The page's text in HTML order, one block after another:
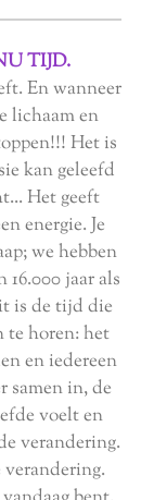
TIJD.
En wanneer
lichaam en
Het is
kan geleefd
Het geeft
energie. Je
we hebben
jaar als
is de tijd die
te horen: het
en iedereen
samen in, de
voelt en
verandering.